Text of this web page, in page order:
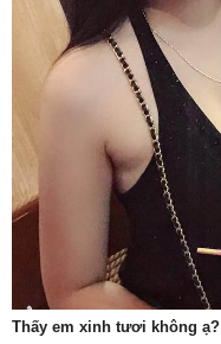
Thấy em xinh tươi không ạ?